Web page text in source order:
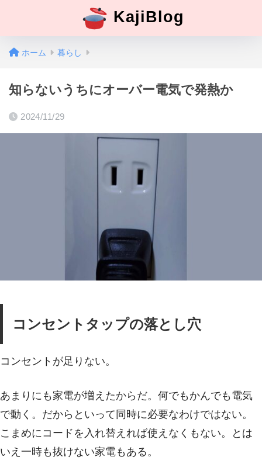
KajiBlog
ホーム 暮らし
知らないうちにオーバー電気で発熱か
2024/11/29
コンセントタップの落とし穴
コンセントが足りない。
あまりにも家電が増えたからだ。何でもかんでも電気
で動く。だからといって同時に必要なわけではない。
こまめにコードを入れ替えれば使えなくもない。とは
いえ一時も抜けない家電もある。